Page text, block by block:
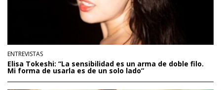
ENTREVISTAS
Elisa Tokeshi: “La sensibilidad es un arma de doble filo.
Mi forma de usarla es de un solo lado”